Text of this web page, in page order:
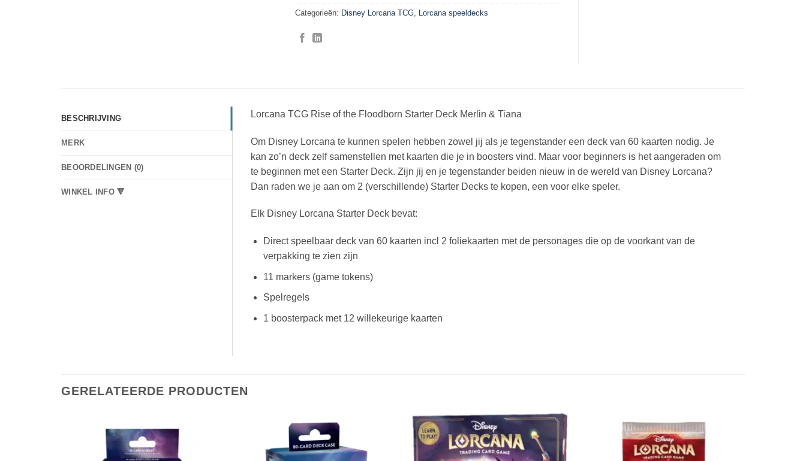
Categorieën: Disney Lorcana TCG, Lorcana speeldecks
BESCHRIJVING
MERK
BEOORDELINGEN (0)
WINKEL INFO 🔻
Lorcana TCG Rise of the Floodborn Starter Deck Merlin & Tiana
Om Disney Lorcana te kunnen spelen hebben zowel jij als je tegenstander een deck van 60 kaarten nodig. Je
kan zo’n deck zelf samenstellen met kaarten die je in boosters vind. Maar voor beginners is het aangeraden om
te beginnen met een Starter Deck. Zijn jij en je tegenstander beiden nieuw in de wereld van Disney Lorcana?
Dan raden we je aan om 2 (verschillende) Starter Decks te kopen, een voor elke speler.
Elk Disney Lorcana Starter Deck bevat:
Direct speelbaar deck van 60 kaarten incl 2 foliekaarten met de personages die op de voorkant van de
verpakking te zien zijn
11 markers (game tokens)
Spelregels
1 boosterpack met 12 willekeurige kaarten
GERELATEERDE PRODUCTEN